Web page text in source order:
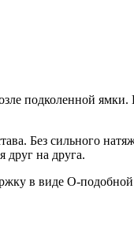
подколенной ямки.
Без сильного
друг на друга.
в виде О-